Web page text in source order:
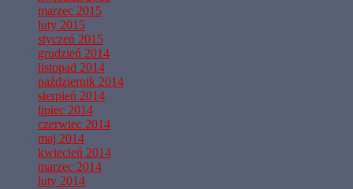
marzec 2015
luty 2015
styczeń 2015
grudzień 2014
listopad 2014
październik 2014
sierpień 2014
lipiec 2014
czerwiec 2014
maj 2014
kwiecień 2014
marzec 2014
luty 2014